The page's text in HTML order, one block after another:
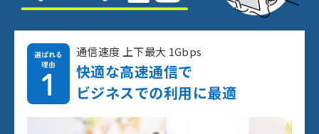
通信速度 上下最大 1Gbps
快適な高速通信で
ビジネスでの利用に最適